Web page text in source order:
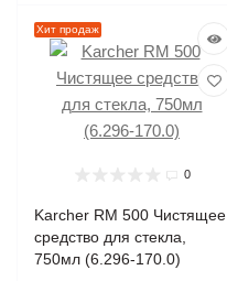
Хит продаж
0
Karcher RM 500 Чистящее
средство для стекла,
750мл (6.296-170.0)